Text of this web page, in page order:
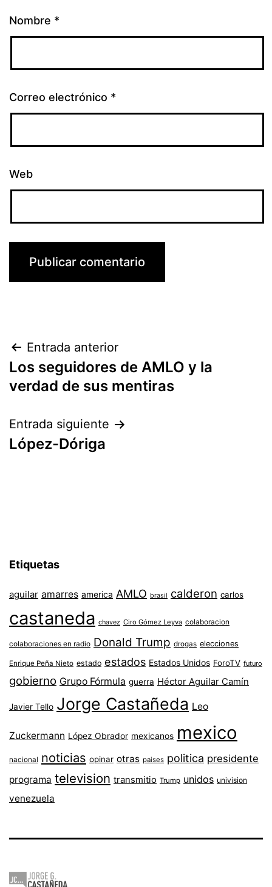
Nombre *
Correo electrónico *
Web
Navegación
de
Entrada anterior
Los seguidores de AMLO y la
verdad de sus mentiras
Entrada siguiente
López-Dóriga
Etiquetas
aguilar amarres america AMLO brasil calderon carlos
castaneda chavez Ciro Gómez Leyva colaboracion
colaboraciones en radio Donald Trump drogas elecciones
Enrique Peña Nieto estado estados Estados Unidos ForoTV futuro
gobierno Grupo Fórmula guerra Héctor Aguilar Camín
Javier Tello Jorge Castañeda Leo
Zuckermann López Obrador mexicanos mexico
nacional noticias opinar otras paises politica presidente
programa television transmitio Trump unidos univision
venezuela